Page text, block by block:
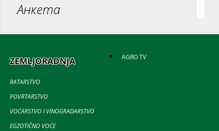
Анкета
ZEMLJORADNJA
RATARSTVO
POVRTARSTVO
VOĆARSTVO I VINOGRADARSTVO
EGZOTIČNO VOĆE
AGRO TV